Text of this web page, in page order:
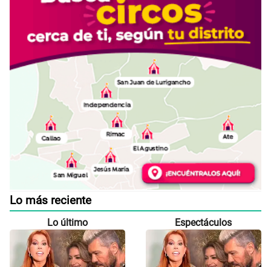
Lo más reciente
Lo último Espectáculos